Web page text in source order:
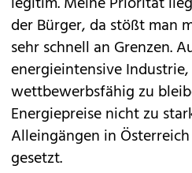
der Bürger, da stößt man
sehr schnell an Grenzen.
energieintensive
wettbewerbsfähig zu
Energiepreise nicht zu
Alleingängen in
gesetzt.